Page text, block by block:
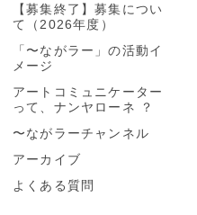
【募集終了】募集につい
て（2026年度）
「〜ながラー」の活動イ
メージ
アートコミュニケーター
って、ナンヤローネ ？
〜ながラーチャンネル
アーカイブ
よくある質問